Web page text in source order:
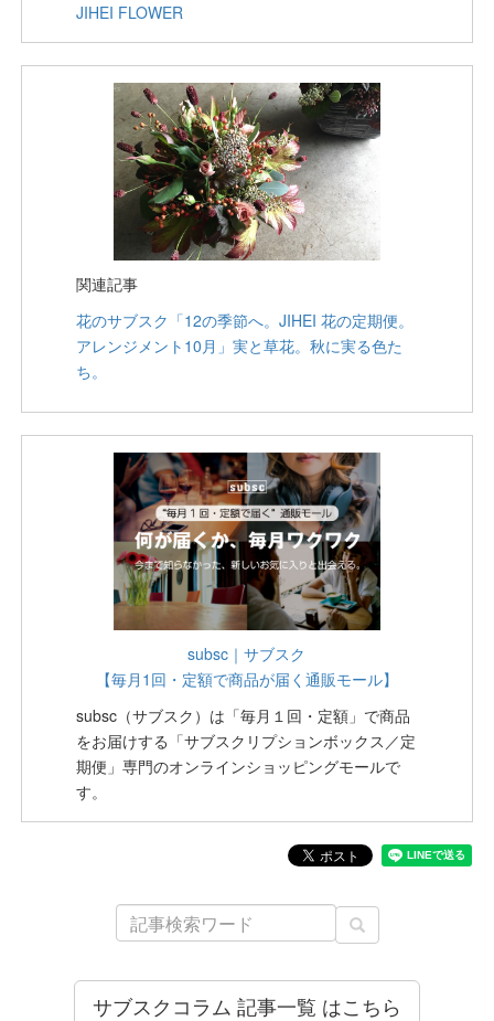
JIHEI FLOWER
関連記事
花のサブスク「12の季節へ。JIHEI 花の定期便。
アレンジメント10月」実と草花。秋に実る色た
ち。
subsc｜サブスク
【毎月1回・定額で商品が届く通販モール】
subsc（サブスク）は「毎月１回・定額」で商品
をお届けする「サブスクリプションボックス／定
期便」専門のオンラインショッピングモールで
す。
サブスクコラム 記事一覧 はこちら